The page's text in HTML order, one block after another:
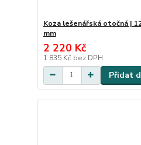
Koza lešenářská otočná |
mm
2 220 Kč
1 835 Kč bez DPH
Přidat